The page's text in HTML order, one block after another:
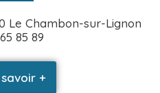
Le Chambon-sur-Lignon
85 89
savoir +